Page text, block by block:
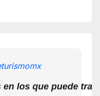
en los que puede